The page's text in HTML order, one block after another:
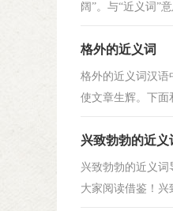
阔”。与“近义词”
格外的近义词
格外的近义词汉语
使文章生辉。下面
兴致勃勃的近义
兴致勃勃的近义
大家阅读借鉴！